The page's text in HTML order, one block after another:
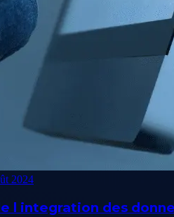
2024
l integration des